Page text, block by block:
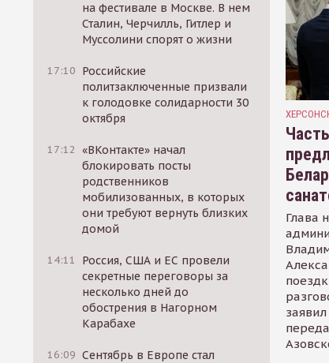
на фестивале в Москве. В нем
Сталин, Черчилль, Гитлер и
Муссолини спорят о жизни
17:10 Российские
политзаключенные призвали
к голодовке солидарности 30
октября
17:12 «ВКонтакте» начал
блокировать посты
родственников
мобилизованных, в которых
они требуют вернуть близких
домой
14:11
Россия, США и ЕС провели
секретные переговоры за
несколько дней до
обострения в Нагорном
Карабахе
16:09 Сентябрь в Европе стал
Глава